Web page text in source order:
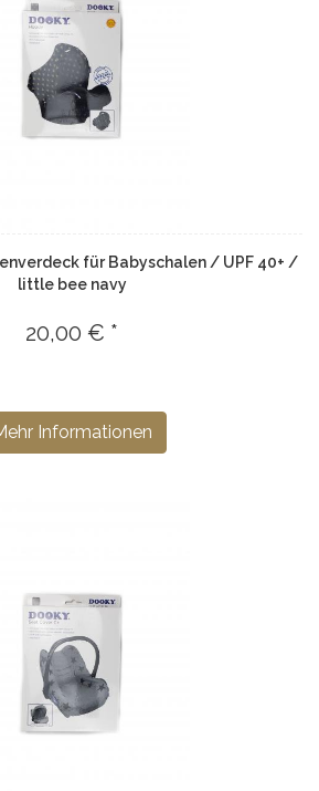
für Babyschalen / UPF 40+ /
little bee navy
20,00 € *
Informationen